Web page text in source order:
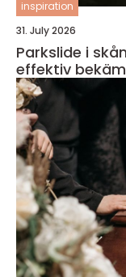
inspiration
31. July 2026
Parkslide i skåne risker,
effektiv